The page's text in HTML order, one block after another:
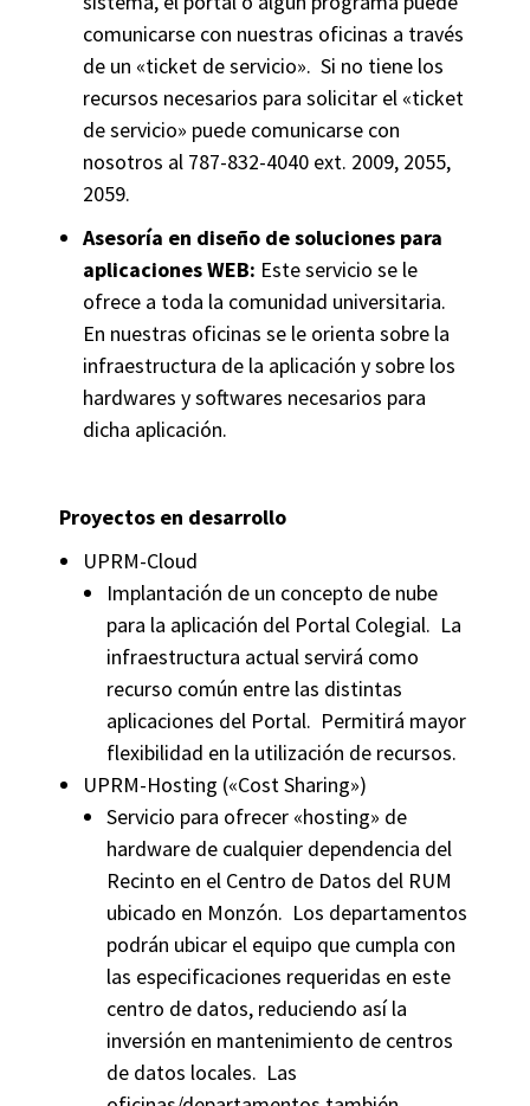
comunicarse con nuestras oficinas a través
de un «ticket de servicio». Si no tiene los
recursos necesarios para solicitar el «ticket
de servicio» puede comunicarse con
nosotros al 787-832-4040 ext. 2009, 2055,
2059.
Asesoría en diseño de soluciones para
aplicaciones WEB: Este servicio se le
ofrece a toda la comunidad universitaria.
En nuestras oficinas se le orienta sobre la
infraestructura de la aplicación y sobre los
hardwares y softwares necesarios para
dicha aplicación.
Proyectos en desarrollo
UPRM-Cloud
Implantación de un concepto de nube
para la aplicación del Portal Colegial. La
infraestructura actual servirá como
recurso común entre las distintas
aplicaciones del Portal. Permitirá mayor
flexibilidad en la utilización de recursos.
UPRM-Hosting («Cost Sharing»)
Servicio para ofrecer «hosting» de
hardware de cualquier dependencia del
Recinto en el Centro de Datos del RUM
ubicado en Monzón. Los departamentos
podrán ubicar el equipo que cumpla con
las especificaciones requeridas en este
centro de datos, reduciendo así la
inversión en mantenimiento de centros
de datos locales. Las